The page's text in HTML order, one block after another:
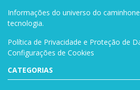
Informações do universo do
tecnologia.
Política de Privacidade e Proteção de
Configurações de Cookies
CATEGORIAS